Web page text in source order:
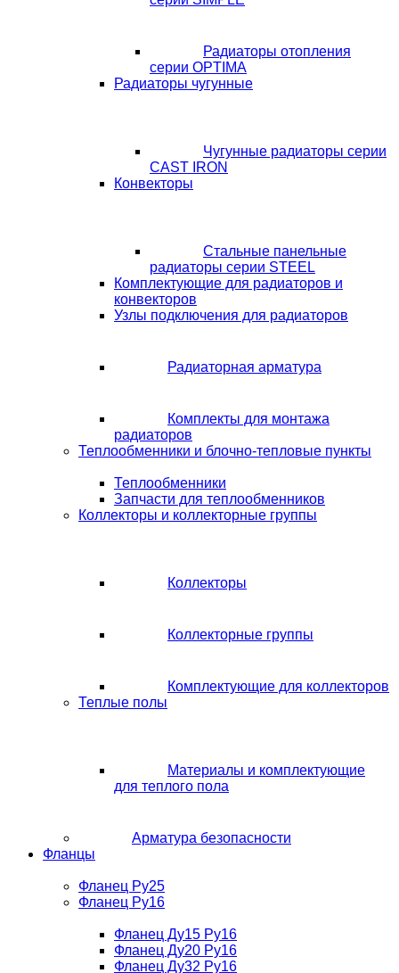
Радиаторы отопления
серии OPTIMA
Радиаторы чугунные
Чугунные радиаторы серии
CAST IRON
Конвекторы
Стальные панельные
радиаторы серии STEEL
Комплектующие для радиаторов и
конвекторов
Узлы подключения для радиаторов
Радиаторная арматура
Комплекты для монтажа
радиаторов
Теплообменники и блочно-тепловые пункты
Теплообменники
Запчасти для теплообменников
Коллекторы и коллекторные группы
Коллекторы
Коллекторные группы
Комплектующие для коллекторов
Теплые полы
Материалы и комплектующие
для теплого пола
Арматура безопасности
Фланцы
Фланец Ру25
Фланец Ру16
Фланец Ду15 Ру16
Фланец Ду20 Ру16
Фланец Ду32 Ру16